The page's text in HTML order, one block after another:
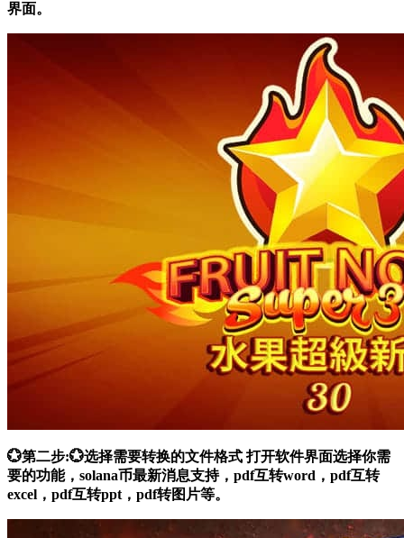
界面。
💮第二步:💮选择需要转换的文件格式 打开软件界面选择你需
要的功能，solana币最新消息支持，pdf互转word，pdf互转
excel，pdf互转ppt，pdf转图片等。